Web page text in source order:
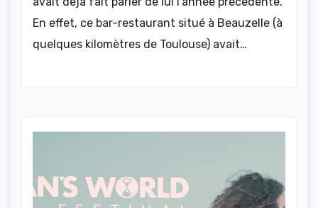
En effet, ce bar-restaurant situé à Beauzelle (à
quelques kilomètres de Toulouse) avait…